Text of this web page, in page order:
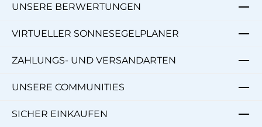
UNSERE BERWERTUNGEN
VIRTUELLER SONNESEGELPLANER
ZAHLUNGS- UND VERSANDARTEN
UNSERE COMMUNITIES
SICHER EINKAUFEN